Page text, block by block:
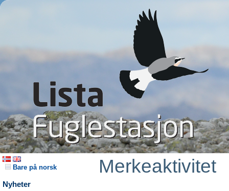
Bare på norsk
Nyheter
Merkeaktivitet